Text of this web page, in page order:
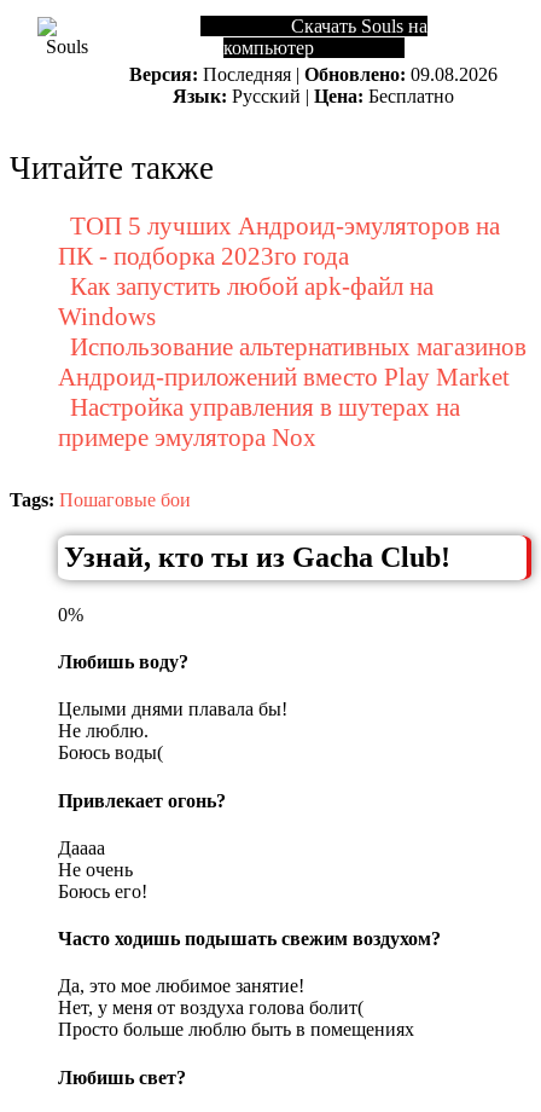
Скачать Souls на
компьютер
Версия: Последняя | Обновлено: 09.08.2026
Язык: Русский | Цена: Бесплатно
Читайте также
ТОП 5 лучших Андроид-эмуляторов на
ПК - подборка 2023го года
Как запустить любой apk-файл на
Windows
Использование альтернативных магазинов
Андроид-приложений вместо Play Market
Настройка управления в шутерах на
примере эмулятора Nox
Tags: Пошаговые бои
Узнай, кто ты из Gacha Club!
0%
Любишь воду?
Целыми днями плавала бы!
Не люблю.
Боюсь воды(
Привлекает огонь?
Даааа
Не очень
Боюсь его!
Часто ходишь подышать свежим воздухом?
Да, это мое любимое занятие!
Нет, у меня от воздуха голова болит(
Просто больше люблю быть в помещениях
Любишь свет?